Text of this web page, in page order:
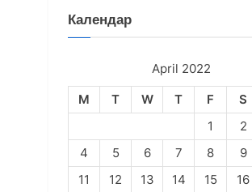
Календар
April 2022
M
T W T F S
1
2
4
5 6 7 8 9
11
12 13 14 15 16